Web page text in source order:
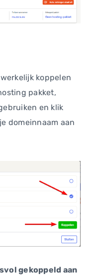
koppelen
pakket,
en klik
domeinnaam aan
gekoppeld aan